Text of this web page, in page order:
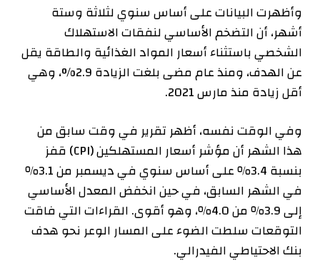
وأظهرت البيانات على أساس سنوي لثلاثة وستة
أشهر، أن التضخم الأساسي لنفقات الاستهلاك
الشخصي باستثناء أسعار المواد الغذائية والطاقة يقل
عن الهدف، ومنذ عام مضى بلغت الزيادة 2.9%، وهي
أقل زيادة منذ مارس 2021.
وفي الوقت نفسه، أظهر تقرير في وقت سابق من
هذا الشهر أن مؤشر أسعار المستهلكين (CPI) قفز
بنسبة 3.4٪ على أساس سنوي في ديسمبر من 3.1٪
في الشهر السابق، في حين انخفض المعدل الأساسي
إلى 3.9٪ من 4.0٪، وهو أقوى. القراءات التي فاقت
التوقعات سلطت الضوء على المسار الوعر نحو هدف
بنك الاحتياطي الفيدرالي.